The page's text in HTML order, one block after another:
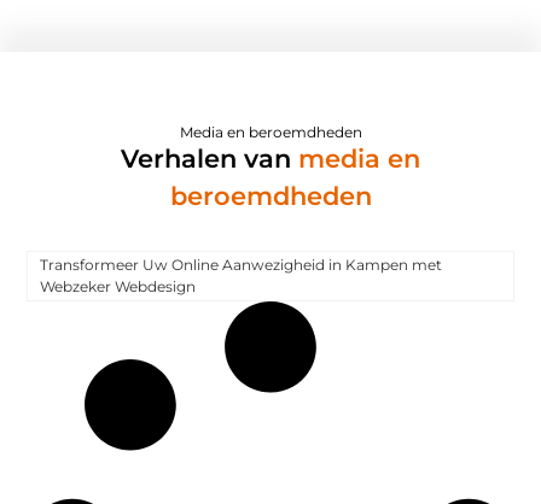
Media en beroemdheden
Verhalen van media en
beroemdheden
Transformeer Uw Online Aanwezigheid in Kampen met
Webzeker Webdesign